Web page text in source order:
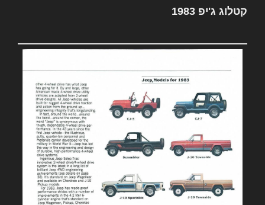
קטלוג ג'יפ 1983